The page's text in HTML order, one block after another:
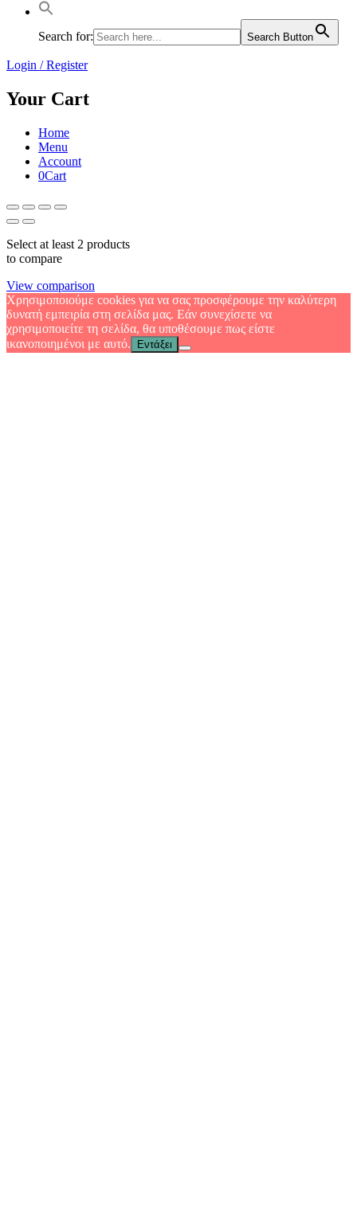
Search for: Search Button
Login / Register
Your Cart
Home
Menu
Account
0Cart
Select at least 2 products
to compare
View comparison
Χρησιμοποιούμε cookies για να σας προσφέρουμε την καλύτερη
δυνατή εμπειρία στη σελίδα μας. Εάν συνεχίσετε να
χρησιμοποιείτε τη σελίδα, θα υποθέσουμε πως είστε
ικανοποιημένοι με αυτό.
Εντάξει